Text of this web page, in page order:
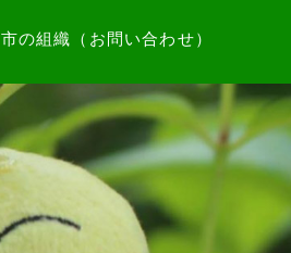
市の組織（お問い合わせ）